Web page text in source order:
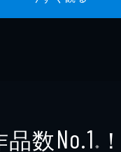
品数No.1 ※ ！